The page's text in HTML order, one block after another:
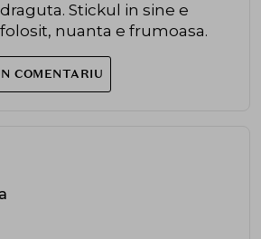
Stickul in sine e
nuanta e frumoasa.
COMENTARIU